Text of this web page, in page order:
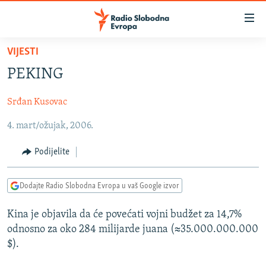
Pređite
glavni
Pređite
na
navigaciju
Pređite
na
pretragu
SRBIJA
KOSOVO
CRNA GORA
VIZUELNO
VIDEO
FOTOGALERIJE
INFOGRAFIKE
PODCASTI
RAT U UKRAJINI
KINA NA BALKANU
VIJESTI
PEKING
Srđan Kusovac
4. mart/ožujak, 2006.
Podijelite
Dodajte Radio Slobodna Evropa u vaš Google izvor
Kina je objavila da će povećati vojni budžet za 14,7%
odnosno za oko 284 milijarde juana (≈35.000.000.000
$).